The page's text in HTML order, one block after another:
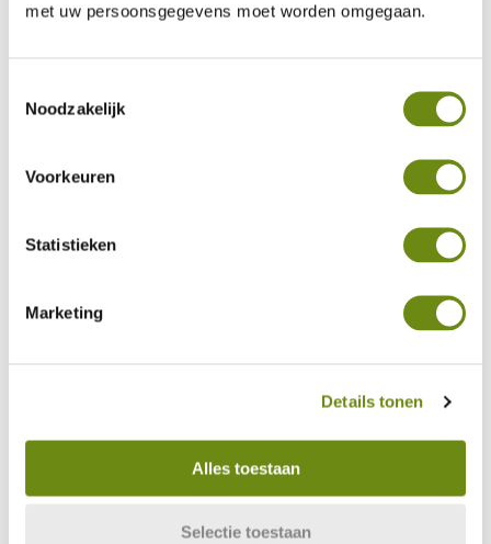
met uw persoonsgegevens moet worden omgegaan.
Noodzakelijk
Voorkeuren
Statistieken
Marketing
Details tonen
Alles toestaan
Selectie toestaan
zij haar laatste twee toetsen heeft afgerond. 💚
veel succes en werkplezier toe in de zorg. Jullie
mogen trots zijn op deze mooie stap.
Van Alkemadelaan 309A
2597 AJ Den Haag
070-3141600